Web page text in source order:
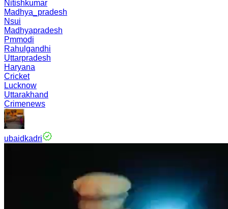
Nitishkumar
Madhya_pradesh
Nsui
Madhyapradesh
Pmmodi
Rahulgandhi
Uttarpradesh
Haryana
Cricket
Lucknow
Uttarakhand
Crimenews
ubaidkadri